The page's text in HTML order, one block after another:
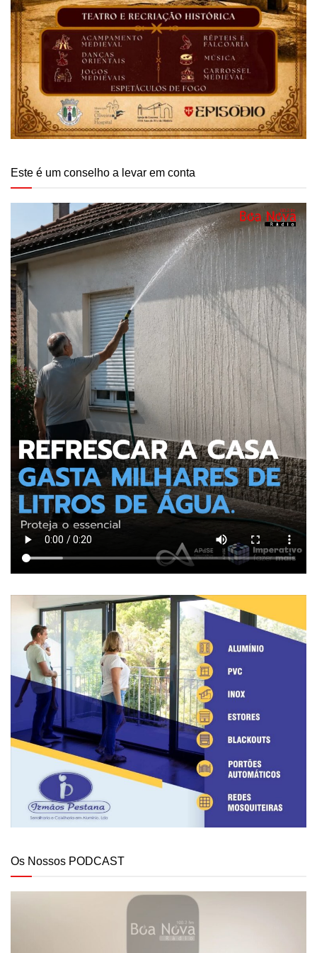
Este é um conselho a levar em conta
Os Nossos PODCAST